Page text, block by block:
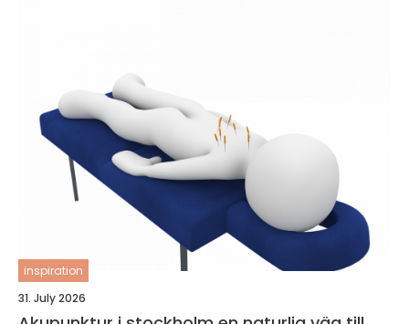
inspiration
31. July 2026